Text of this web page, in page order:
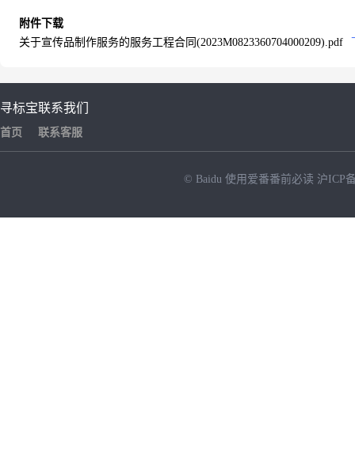
附件下载
关于宣传品制作服务的服务工程合同(2023M0823360704000209).pdf
寻标宝
首页
联系我们
联系客服
© Baidu 使用爱番番前必读 沪ICP